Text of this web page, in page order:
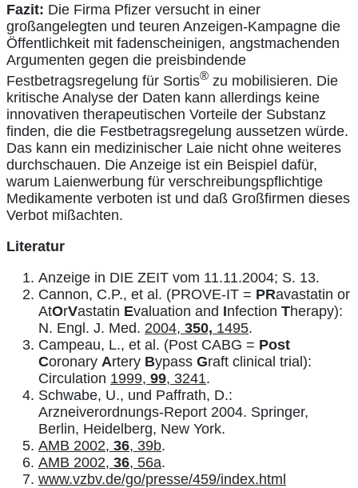
Fazit: Die Firma Pfizer versucht in einer
großangelegten und teuren Anzeigen-Kampagne die
Öffentlichkeit mit fadenscheinigen, angstmachenden
Argumenten gegen die preisbindende
Festbetragsregelung für Sortis® zu mobilisieren. Die
kritische Analyse der Daten kann allerdings keine
innovativen therapeutischen Vorteile der Substanz
finden, die die Festbetragsregelung aussetzen würde.
Das kann ein medizinischer Laie nicht ohne weiteres
durchschauen. Die Anzeige ist ein Beispiel dafür,
warum Laienwerbung für verschreibungspflichtige
Medikamente verboten ist und daß Großfirmen dieses
Verbot mißachten.
Literatur
Anzeige in DIE ZEIT vom 11.11.2004; S. 13.
Cannon, C.P., et al. (PROVE-IT = PRavastatin or
AtOrVastatin Evaluation and Infection Therapy):
N. Engl. J. Med. 2004, 350, 1495.
Campeau, L., et al. (Post CABG = Post
Coronary Artery Bypass Graft clinical trial):
Circulation 1999, 99, 3241.
Schwabe, U., und Paffrath, D.:
Arzneiverordnungs-Report 2004. Springer,
Berlin, Heidelberg, New York.
AMB 2002, 36, 39b.
AMB 2002, 36, 56a.
www.vzbv.de/go/presse/459/index.html